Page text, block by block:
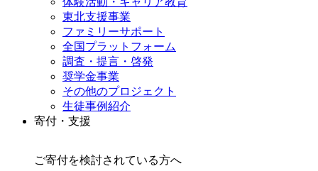
東北支援事業
ファミリーサポート
全国プラットフォーム
調査・提言・啓発
奨学金事業
その他のプロジェクト
生徒事例紹介
寄付・支援
ご寄付を検討されている方へ